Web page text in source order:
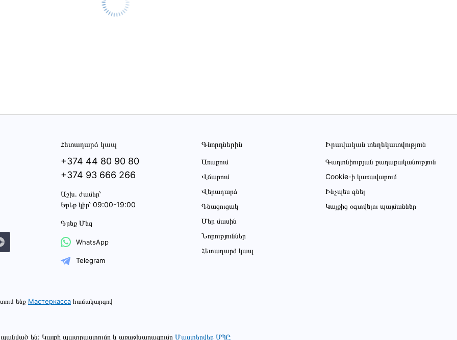
Հետադարձ կապ
+374 44 80 90 80
+374 93 666 266
Աշխ․ ժամեր՝
Երեք կիր՝ 09:00-19:00
Գրեք Մեզ
WhatsApp
Telegram
Գնորդներին
Առաքում
Վճարում
Վերադարձ
Գնացուցակ
Մեր մասին
Նորություններ
Հետադարձ կապ
Իրավական տեղեկատվություն
Գաղտնիության քաղաքականություն
Cookie-ի կառավարում
Ինչպես գնել
Կայքից օգտվելու պայմաններ
ենք Мастеркасса համակարգով
են: Կայքի պատրաստումը և առաջխաղացումը Մաստերվեբ ՍՊԸ